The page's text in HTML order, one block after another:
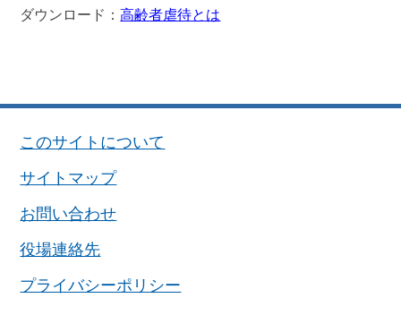
ダウンロード：高齢者虐待とは
このサイトについて
サイトマップ
お問い合わせ
役場連絡先
プライバシーポリシー